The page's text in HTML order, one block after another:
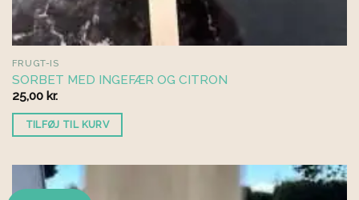
FRUGT-IS
SORBET MED INGEFÆR OG CITRON
25,00 kr.
TILFØJ TIL KURV